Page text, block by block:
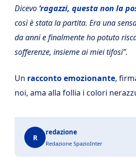
Dicevo ‘ragazzi, questa non la
così è stata la partita. Era una
da anni e finalmente ho potuto
sofferenze, insieme ai miei tifosi”.
Un racconto emozionante,
noi, ama alla follia i colori
R
redazione
Redazione SpazioInter